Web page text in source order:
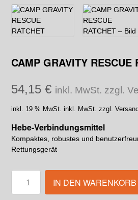
CAMP GRAVITY RESCUE
54,15 € inkl. MwSt. zzgl.
inkl. 19 % MwSt. inkl. MwSt. zzgl.
Hebe-Verbindungsmittel
Kompaktes, robustes und
Rettungsgerät
IN DEN